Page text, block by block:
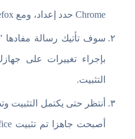
Chrome حدد إعداد، ومع Mozilla Firefox اختار حفظ ملف.
سوف تأتيك رسالة مفادها
بإجراء تغييرات على
التثبيت.
أنتظر حتى يكتمل التثبيت